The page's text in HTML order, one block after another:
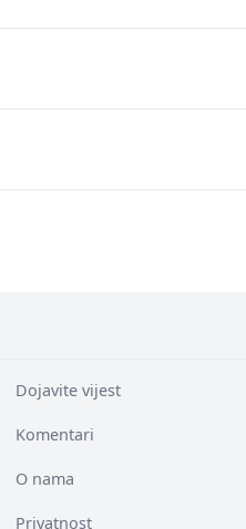
Dojavite vijest
Komentari
O nama
Privatnost